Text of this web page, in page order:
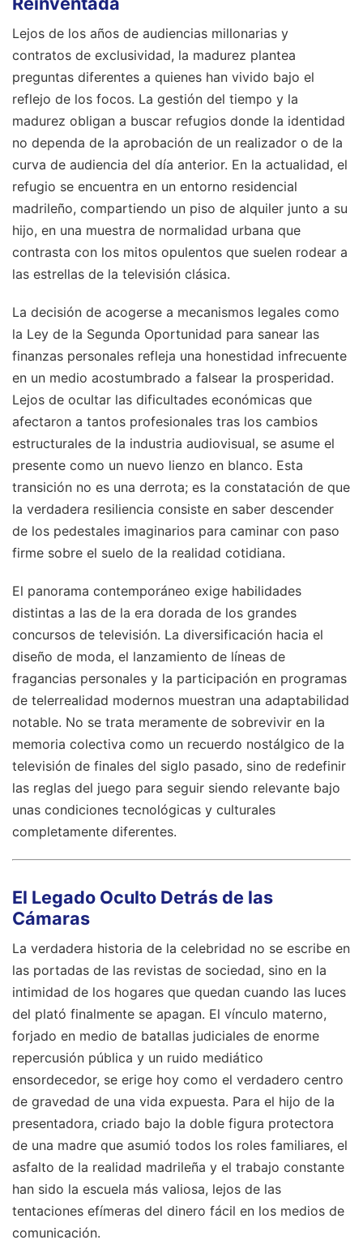
Lejos de los años de audiencias millonarias y
contratos de exclusividad, la madurez plantea
preguntas diferentes a quienes han vivido bajo el
reflejo de los focos. La gestión del tiempo y la
madurez obligan a buscar refugios donde la identidad
no dependa de la aprobación de un realizador o de la
curva de audiencia del día anterior. En la actualidad, el
refugio se encuentra en un entorno residencial
madrileño, compartiendo un piso de alquiler junto a su
hijo, en una muestra de normalidad urbana que
contrasta con los mitos opulentos que suelen rodear a
las estrellas de la televisión clásica.
La decisión de acogerse a mecanismos legales como
la Ley de la Segunda Oportunidad para sanear las
finanzas personales refleja una honestidad infrecuente
en un medio acostumbrado a falsear la prosperidad.
Lejos de ocultar las dificultades económicas que
afectaron a tantos profesionales tras los cambios
estructurales de la industria audiovisual, se asume el
presente como un nuevo lienzo en blanco. Esta
transición no es una derrota; es la constatación de que
la verdadera resiliencia consiste en saber descender
de los pedestales imaginarios para caminar con paso
firme sobre el suelo de la realidad cotidiana.
El panorama contemporáneo exige habilidades
distintas a las de la era dorada de los grandes
concursos de televisión. La diversificación hacia el
diseño de moda, el lanzamiento de líneas de
fragancias personales y la participación en programas
de telerrealidad modernos muestran una adaptabilidad
notable. No se trata meramente de sobrevivir en la
memoria colectiva como un recuerdo nostálgico de la
televisión de finales del siglo pasado, sino de redefinir
las reglas del juego para seguir siendo relevante bajo
unas condiciones tecnológicas y culturales
completamente diferentes.
El Legado Oculto Detrás de las
Cámaras
La verdadera historia de la celebridad no se escribe en
las portadas de las revistas de sociedad, sino en la
intimidad de los hogares que quedan cuando las luces
del plató finalmente se apagan. El vínculo materno,
forjado en medio de batallas judiciales de enorme
repercusión pública y un ruido mediático
ensordecedor, se erige hoy como el verdadero centro
de gravedad de una vida expuesta. Para el hijo de la
presentadora, criado bajo la doble figura protectora
de una madre que asumió todos los roles familiares, el
asfalto de la realidad madrileña y el trabajo constante
han sido la escuela más valiosa, lejos de las
tentaciones efímeras del dinero fácil en los medios de
comunicación.